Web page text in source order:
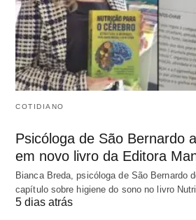
COTIDIANO
Psicóloga de São Bernardo
em novo livro da Editora
Bianca Breda, psicóloga de São Bernardo
capítulo sobre higiene do sono no livro
5 dias atrás